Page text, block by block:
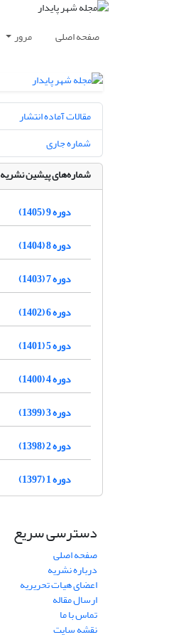
صفحه اصلی مرور
مقالات آماده انتشار
شماره جاری
شماره‌های پیشین نشریه
دوره 9 (1405)
دوره 8 (1404)
دوره 7 (1403)
دوره 6 (1402)
دوره 5 (1401)
دوره 4 (1400)
دوره 3 (1399)
دوره 2 (1398)
دوره 1 (1397)
دسترسی سریع
صفحه اصلی
درباره نشریه
اعضای هیات تحریریه
ارسال مقاله
تماس با ما
نقشه سایت